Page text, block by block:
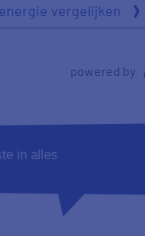
vergelijken
powered by
in alles